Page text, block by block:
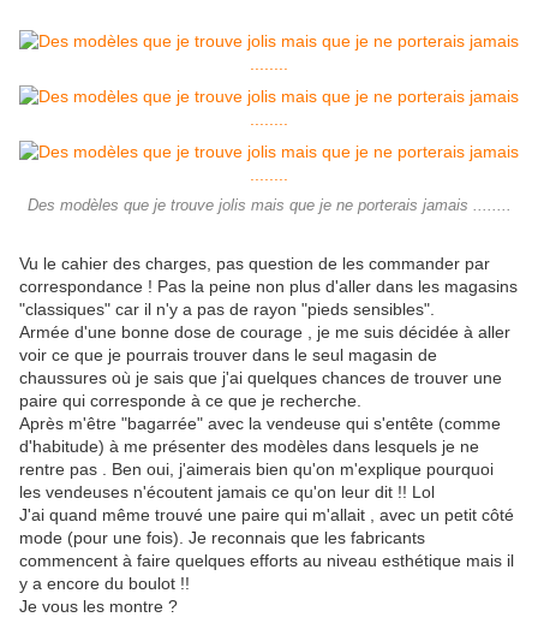
Des modèles que je trouve jolis mais que je ne porterais jamais ........
Vu le cahier des charges, pas question de les commander par
correspondance ! Pas la peine non plus d'aller dans les magasins
"classiques" car il n'y a pas de rayon "pieds sensibles".
Armée d'une bonne dose de courage , je me suis décidée à aller
voir ce que je pourrais trouver dans le seul magasin de
chaussures où je sais que j'ai quelques chances de trouver une
paire qui corresponde à ce que je recherche.
Après m'être "bagarrée" avec la vendeuse qui s'entête (comme
d'habitude) à me présenter des modèles dans lesquels je ne
rentre pas . Ben oui, j'aimerais bien qu'on m'explique pourquoi
les vendeuses n'écoutent jamais ce qu'on leur dit !! Lol
J'ai quand même trouvé une paire qui m'allait , avec un petit côté
mode (pour une fois). Je reconnais que les fabricants
commencent à faire quelques efforts au niveau esthétique mais il
y a encore du boulot !!
Je vous les montre ?